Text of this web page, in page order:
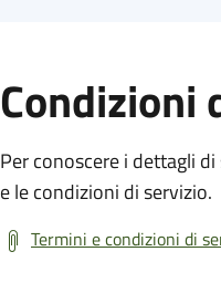
Condizioni
Per conoscere i dettagli
e le condizioni di servizio.
Termini e condizioni di